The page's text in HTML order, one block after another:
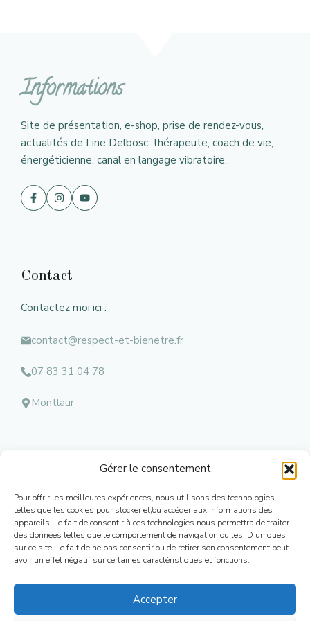
Gérer le consentement
Pour offrir les meilleures expériences, nous utilisons des technologies
telles que les cookies pour stocker et/ou accéder aux informations des
appareils. Le fait de consentir à ces technologies nous permettra de traiter
des données telles que le comportement de navigation ou les ID uniques
sur ce site. Le fait de ne pas consentir ou de retirer son consentement peut
avoir un effet négatif sur certaines caractéristiques et fonctions.
Accepter
Informations
Site de présentation, e-shop, prise de rendez-vous,
actualités de Line Delbosc, thérapeute, coach de vie,
énergéticienne, canal en langage vibratoire.
Contact
Contactez moi ici :
contact@respect-et-bienetre.fr
07 83 31 04 78
Montlaur
Mentions légales
Contacts
Conditions Générales de Ventes
Mon Compte